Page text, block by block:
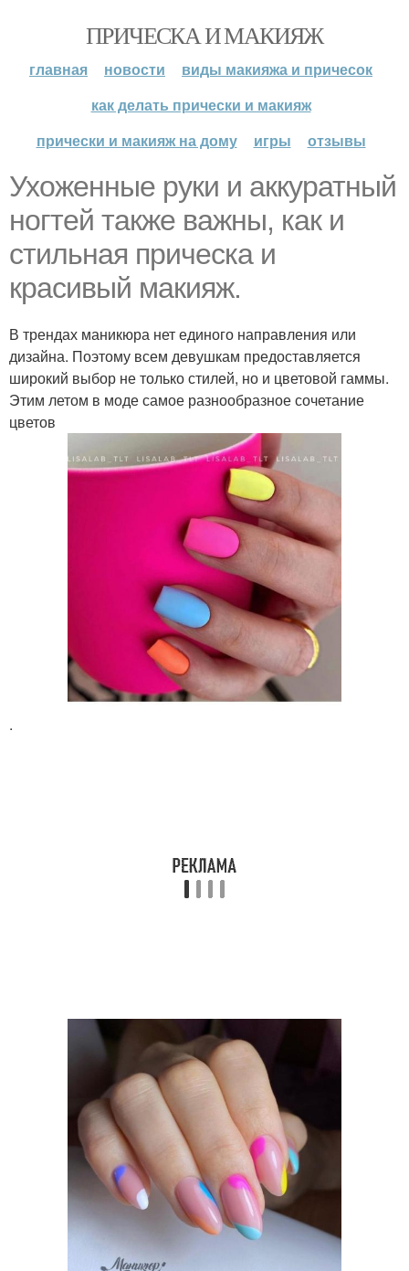
ПРИЧЕСКА И МАКИЯЖ
главная новости
виды макияжа и причесок
как делать прически и макияж
прически и макияж на дому
игры отзывы
Ухоженные руки и аккуратный
ногтей также важны, как и
стильная прическа и
красивый макияж.
В трендах маникюра нет единого направления или
дизайна. Поэтому всем девушкам предоставляется
широкий выбор не только стилей, но и цветовой гаммы.
Этим летом в моде самое разнообразное сочетание
цветов
.